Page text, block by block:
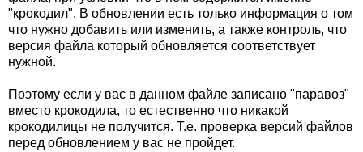
"крокодил". В обновлении есть только информация о том
что нужно добавить или изменить, а также контроль, что
версия файла который обновляется соответствует
нужной.
Поэтому если у вас в данном файле записано "паравоз"
вместо крокодила, то естественно что никакой
крокодилицы не получится. Т.е. проверка версий файлов
перед обновлением у вас не пройдет.